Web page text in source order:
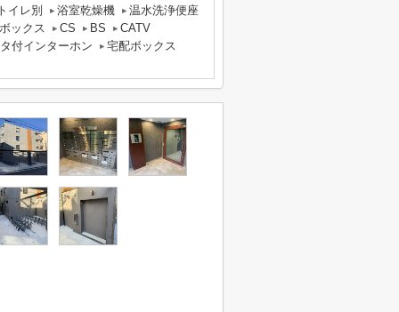
イレ別
浴室乾燥機
温水洗浄便座
ックス
CS BS
CATV
付インターホン
宅配ボックス